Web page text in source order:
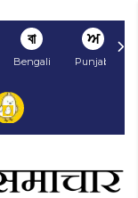
বা
Bengali
ਅ
Punjabi